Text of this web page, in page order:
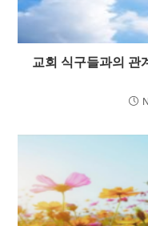
교회 식구들과의 관